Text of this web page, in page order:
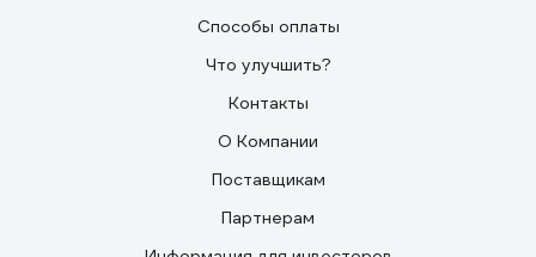
Способы оплаты
Что улучшить?
Контакты
О Компании
Поставщикам
Партнерам